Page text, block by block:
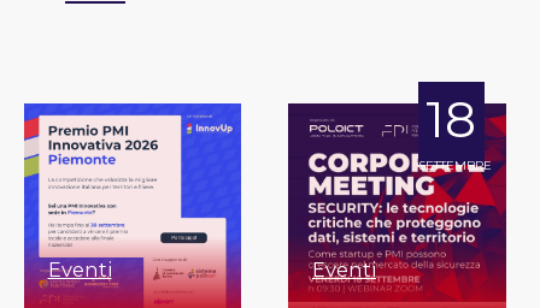
Eventi
18
SETTEMBRE
Eventi